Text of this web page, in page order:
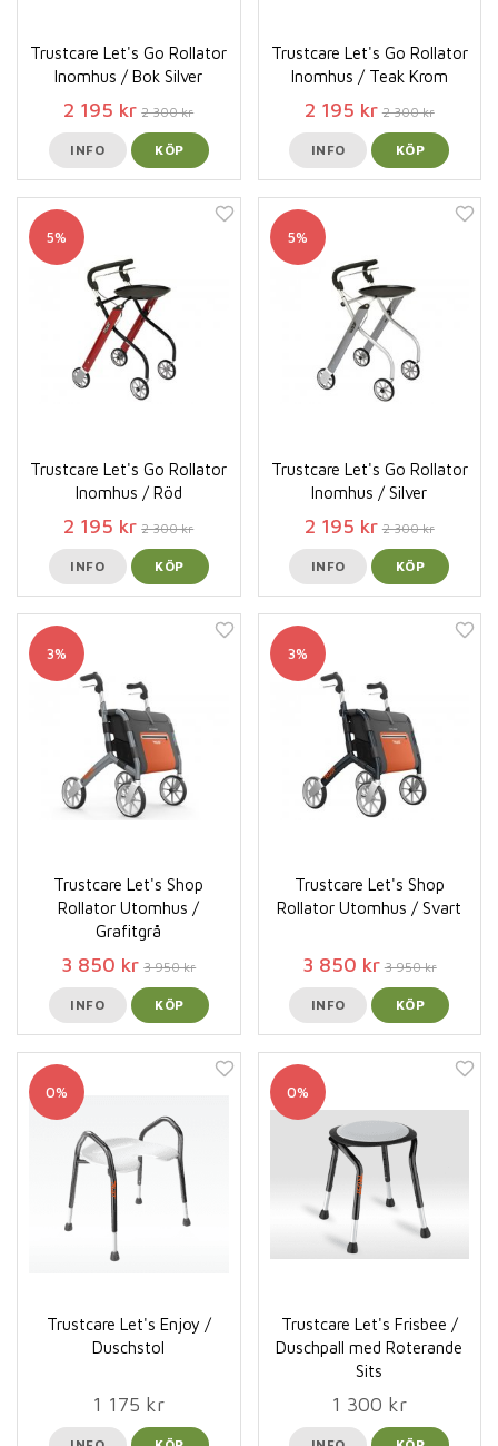
Trustcare Let's Go Rollator
Inomhus / Bok Silver
2 195 kr 2 300 kr
INFO KÖP
Trustcare Let's Go Rollator
Inomhus / Teak Krom
2 195 kr 2 300 kr
INFO KÖP
5%
Trustcare Let's Go Rollator
Inomhus / Röd
2 195 kr 2 300 kr
INFO KÖP
5%
Trustcare Let's Go Rollator
Inomhus / Silver
2 195 kr 2 300 kr
INFO KÖP
3%
Trustcare Let's Shop
Rollator Utomhus /
Grafitgrå
3 850 kr 3 950 kr
INFO KÖP
3%
Trustcare Let's Shop
Rollator Utomhus / Svart
3 850 kr 3 950 kr
INFO KÖP
0%
Trustcare Let's Enjoy /
Duschstol
1 175 kr
0%
Trustcare Let's Frisbee /
Duschpall med Roterande
Sits
1 300 kr